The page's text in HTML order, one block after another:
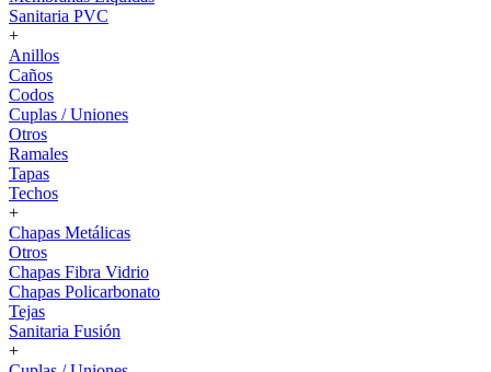
Sanitaria PVC
+
Anillos
Caños
Codos
Cuplas / Uniones
Otros
Ramales
Tapas
Techos
+
Chapas Metálicas
Otros
Chapas Fibra Vidrio
Chapas Policarbonato
Tejas
Sanitaria Fusión
+